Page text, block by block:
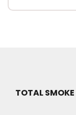
TOTAL SMOKE